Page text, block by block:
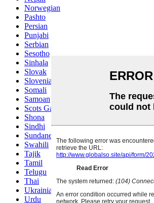
Norwegian
Pashto
Persian
Punjabi
Serbian
Sesotho
Sinhala
Slovak
Slovenian
Somali
Samoan
Scots Gaelic
Shona
Sindhi
Sundanese
Swahili
Tajik
Tamil
Telugu
Thai
Ukrainian
Urdu